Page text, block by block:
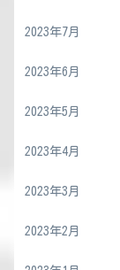
2023年7月
2023年6月
2023年5月
2023年4月
2023年3月
2023年2月